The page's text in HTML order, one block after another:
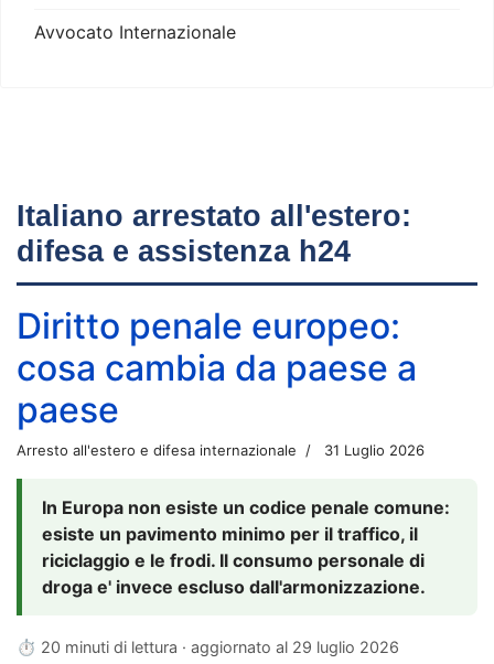
Avvocato Internazionale
Italiano arrestato all'estero:
difesa e assistenza h24
Diritto penale europeo:
cosa cambia da paese a
paese
Arresto all'estero e difesa internazionale 31 Luglio 2026
In Europa non esiste un codice penale comune:
esiste un pavimento minimo per il traffico, il
riciclaggio e le frodi. Il consumo personale di
droga e' invece escluso dall'armonizzazione.
⏱ 20 minuti di lettura · aggiornato al 29 luglio 2026